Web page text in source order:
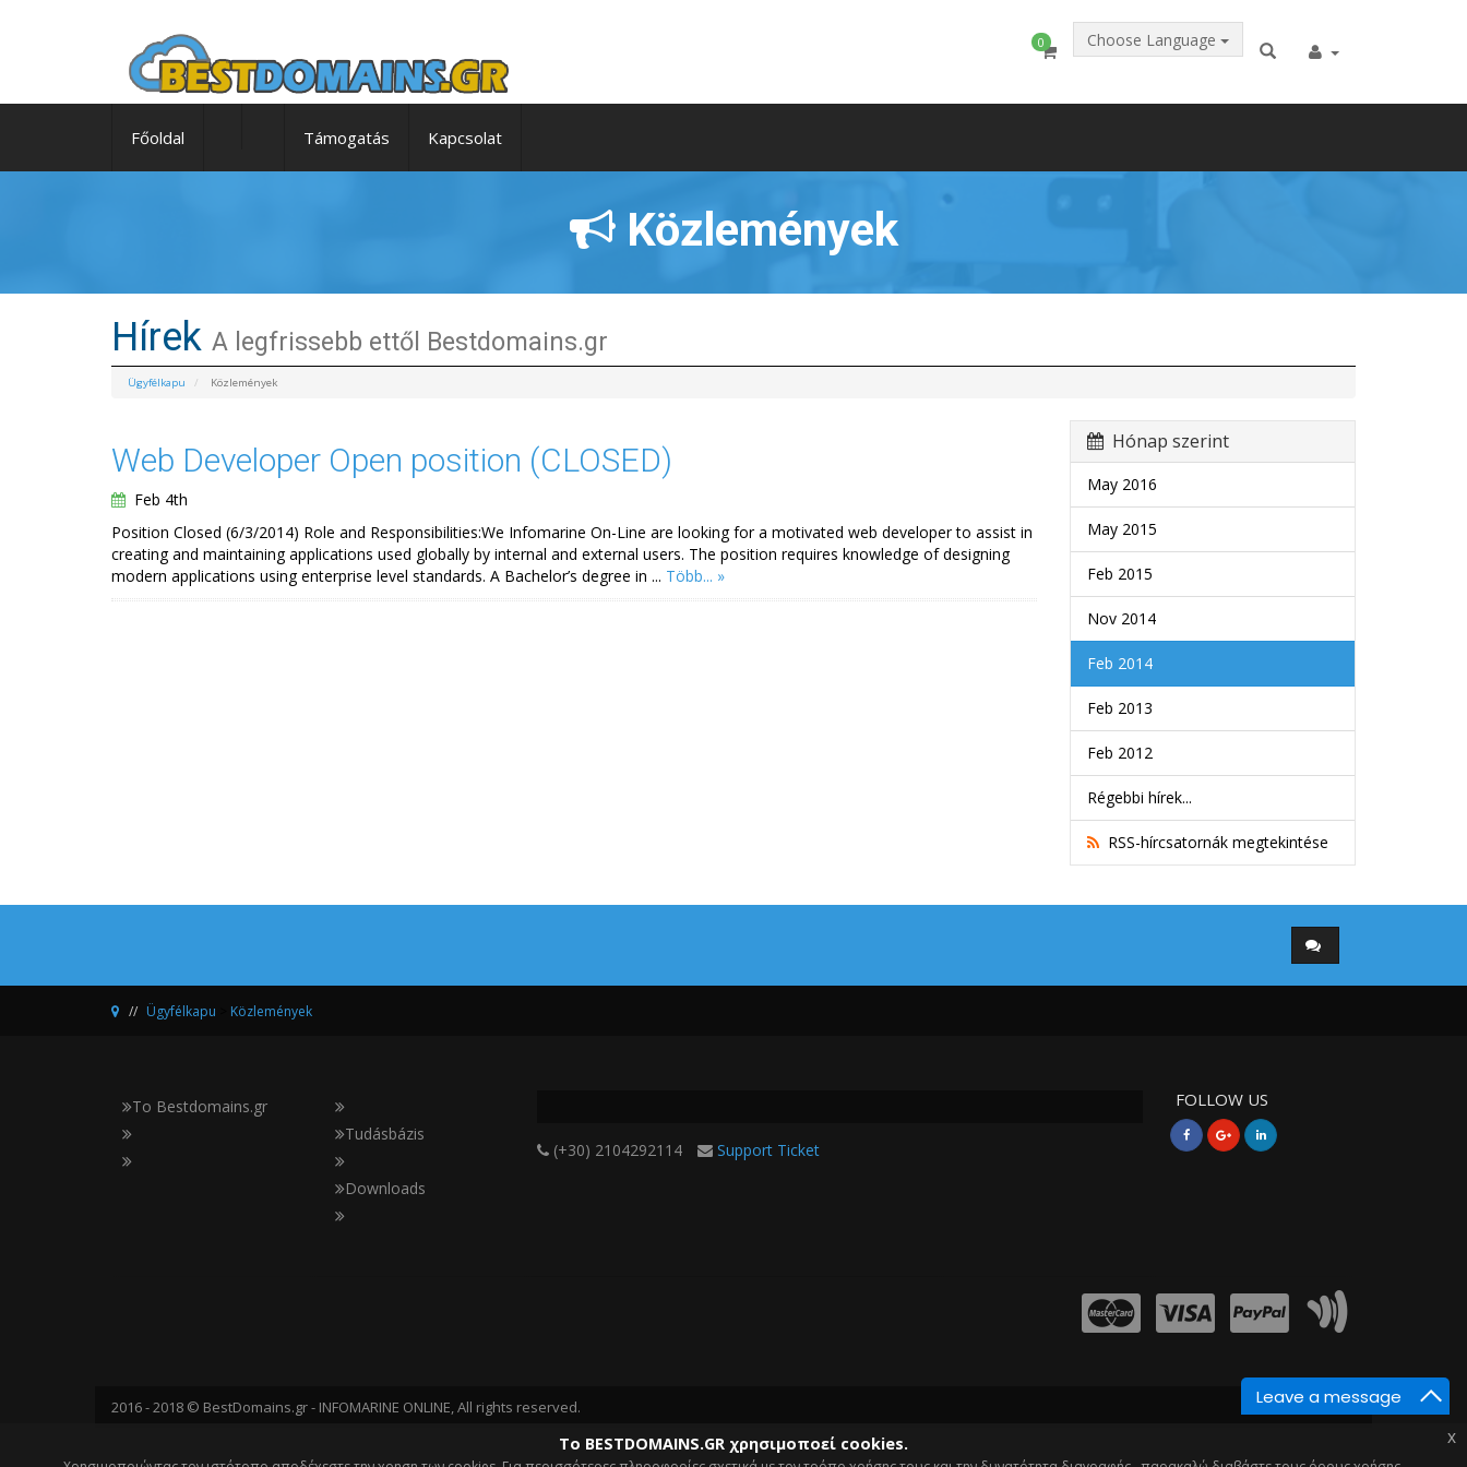
Leave a message
0 Choose Language
Főoldal Támogatás Kapcsolat
Közlemények
Hírek A legfrissebb ettől Bestdomains.gr
Ügyfélkapu Közlemények
Hónap szerint
May 2016
May 2015
Feb 2015
Nov 2014
Feb 2014
Feb 2013
Feb 2012
Régebbi hírek...
RSS-hírcsatornák megtekintése
Web Developer Open position (CLOSED)
Feb 4th
Position Closed (6/3/2014) Role and Responsibilities:We Infomarine On-Line are looking for a motivated web developer to assist in
creating and maintaining applications used globally by internal and external users. The position requires knowledge of designing
modern applications using enterprise level standards. A Bachelor’s degree in ... Több... »
Ügyfélkapu Közlemények
Το Bestdomains.gr
Tudásbázis
Downloads
(+30) 2104292114 Support Ticket
FOLLOW US
2016 - 2018 © BestDomains.gr - INFOMARINE ONLINE, All rights reserved.
Το BESTDOMAINS.GR χρησιμοποεί cookies. x